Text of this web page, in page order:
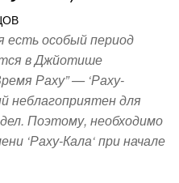
есть особый период
в Джйотише
Раху” — ‘Раху-
неблагоприятен для
Поэтому, необходимо
‘Раху-Кала‘ при начале